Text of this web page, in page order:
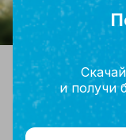
Главная Комнаты
Купить
Хотите купить
идеальный
и получи